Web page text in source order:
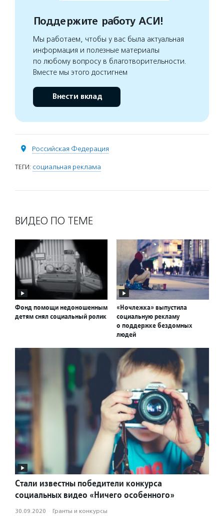
Поддержите работу АСИ!
Мы работаем, чтобы у вас была актуальная
информация и полезные материалы
по любому вопросу в благотворительности.
Вместе мы этого достигнем
Внести вклад
Российская Федерация
ТЕГИ: социальная реклама
ВИДЕО ПО ТЕМЕ
Фонд помощи недоношенным
детям снял социальный ролик
«Ночлежка» выпустила
социальную рекламу
о поддержке бездомных
людей
Стали известны победители конкурса
социальных видео «Ничего особенного»
30.09.2020 · Гранты и конкурсы